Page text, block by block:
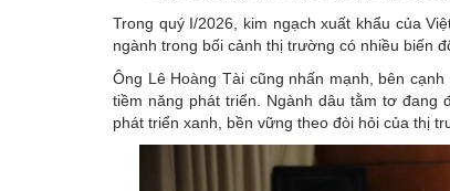
Trong quý I/2026, kim ngạch xuất khẩu của
ngành trong bối cảnh thị trường có nhiều biến
Ông Lê Hoàng Tài cũng nhấn mạnh, bên
tiềm năng phát triển. Ngành dâu tằm tơ
phát triển xanh, bền vững theo đòi hỏi của thị